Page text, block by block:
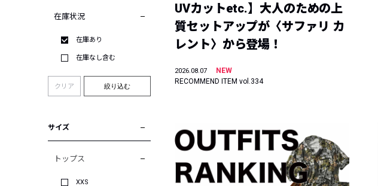
在庫状況
在庫あり
在庫なし含む
クリア 絞り込む
サイズ
トップス
XXS
UVカットetc.】大人のための上
質セットアップが〈サファリ カ
レント〉から登場！
2026.08.07
NEW
RECOMMEND ITEM vol.334